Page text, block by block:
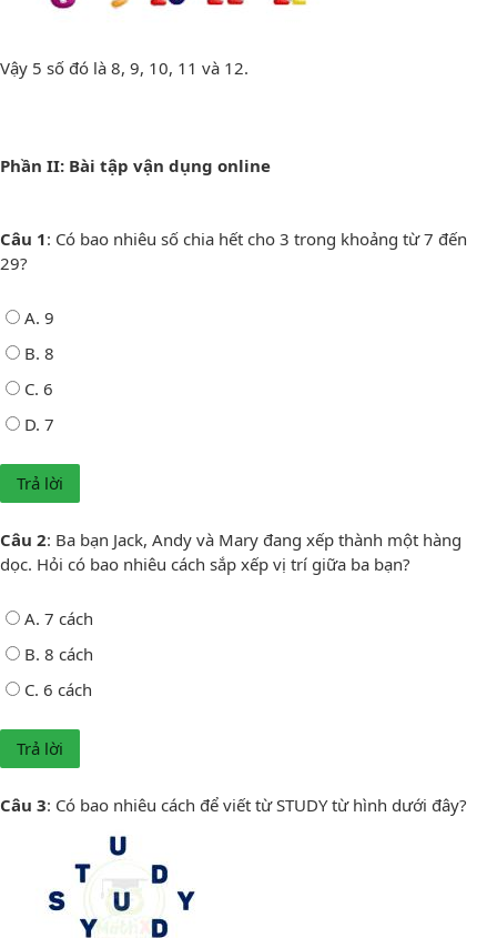
Vậy 5 số đó là 8, 9, 10, 11 và 12.
Phần II: Bài tập vận dụng online
Câu 1: Có bao nhiêu số chia hết cho 3 trong khoảng từ 7 đến
29?
A. 9
B. 8
C. 6
D. 7
Câu 2: Ba bạn Jack, Andy và Mary đang xếp thành một hàng
dọc. Hỏi có bao nhiêu cách sắp xếp vị trí giữa ba bạn?
A. 7 cách
B. 8 cách
C. 6 cách
Câu 3: Có bao nhiêu cách để viết từ STUDY từ hình dưới đây?